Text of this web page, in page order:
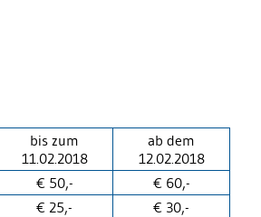
bis zum
11.02.2018
ab dem
12.02.2018
€ 50,-
€ 60,-
€ 25,-
€ 30,-